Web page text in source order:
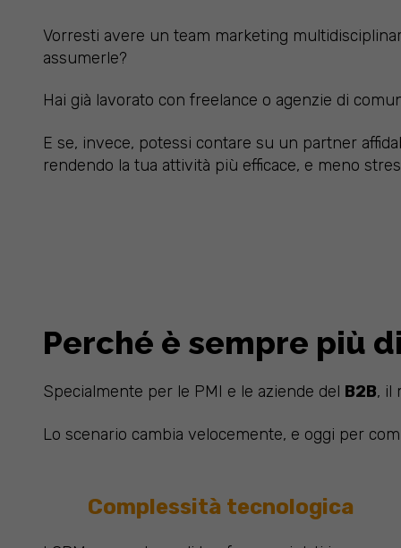
Vorresti avere un team marketing
assumerle?
Hai già lavorato con freelance o agenzie di
E se, invece, potessi contare su un partner
rendendo la tua attività più efficace, e meno
Perché è sempre più
Specialmente per le PMI e le aziende del B2B, il
Lo scenario cambia velocemente, e oggi per
Complessità tecnologica